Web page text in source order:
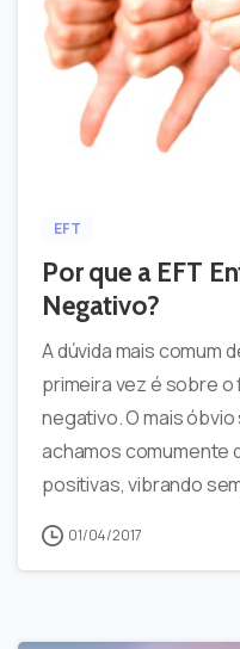
EFT
Por que a EFT
Negativo?
A dúvida mais comum
primeira vez é sobre o
negativo. O mais
achamos comumente
positivas, vibrando
01/04/2017